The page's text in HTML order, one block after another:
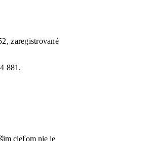
zaregistrované
881.
cieľom nie je